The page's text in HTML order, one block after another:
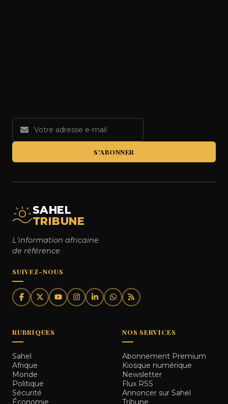
S'ABONNER
SAHEL
TRIBUNE
L'information africaine
de référence
SUIVEZ-NOUS
RUBRIQUES
Sahel
Afrique
Monde
Politique
Sécurité
Économie
NOS SERVICES
Abonnement Premium
Kiosque numérique
Newsletter
Flux RSS
Annoncer sur Sahel
Tribune